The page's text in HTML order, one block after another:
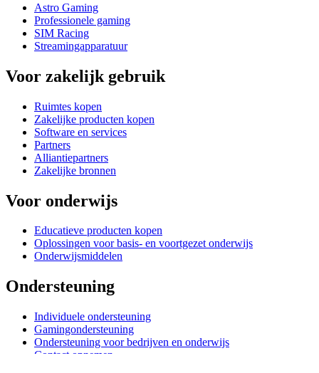
Astro Gaming
Professionele gaming
SIM Racing
Streamingapparatuur
Voor zakelijk gebruik
Ruimtes kopen
Zakelijke producten kopen
Software en services
Partners
Alliantiepartners
Zakelijke bronnen
Voor onderwijs
Educatieve producten kopen
Oplossingen voor basis- en voortgezet onderwijs
Onderwijsmiddelen
Ondersteuning
Individuele ondersteuning
Gamingondersteuning
Ondersteuning voor bedrijven en onderwijs
Contact opnemen